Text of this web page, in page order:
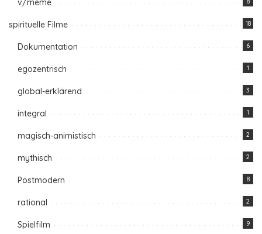
v/meme
spirituelle Filme 18
Dokumentation 6
egozentrisch 1
global-erklärend 3
integral 1
magisch-animistisch 2
mythisch 2
Postmodern 8
rational 2
Spielfilm 9